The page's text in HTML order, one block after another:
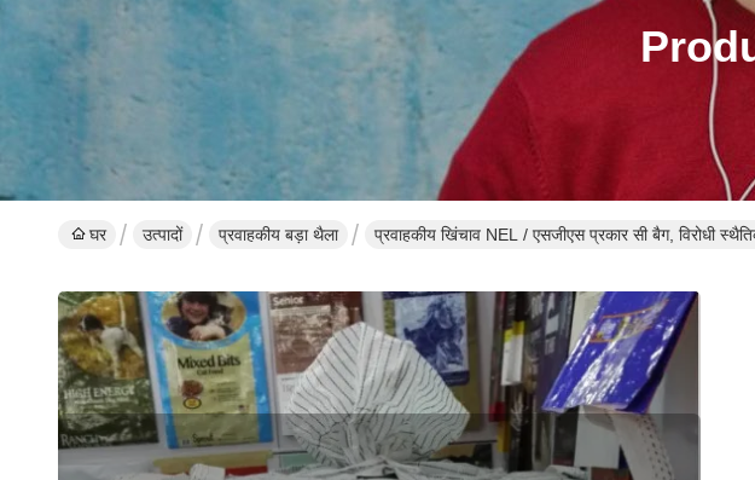
घर उत्पादों प्रवाहकीय बड़ा थैला प्रवाहकीय खिंचाव NEL / एसजीएस प्रकार सी बैग, विरोधी